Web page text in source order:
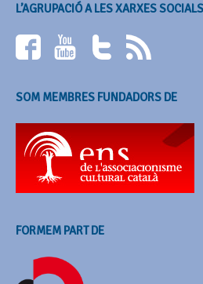
L’AGRUPACIÓ A LES XARXES SOCIALS
SOM MEMBRES FUNDADORS DE
FORMEM PART DE